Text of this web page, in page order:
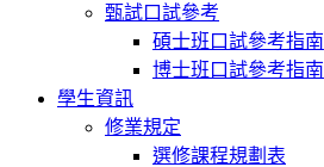
甄試口試參考
碩士班口試參考指南
博士班口試參考指南
學生資訊
修業規定
選修課程規劃表